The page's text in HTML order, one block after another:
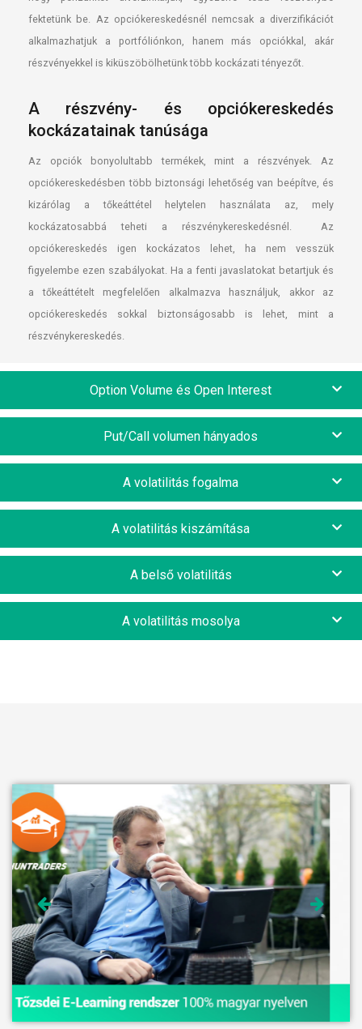
fektetünk be. Az opciókereskedésnél nemcsak a diverzifikációt
alkalmazhatjuk a portfóliónkon, hanem más opciókkal, akár
részvényekkel is kiküszöbölhetünk több kockázati tényezőt.
A részvény- és opciókereskedés
kockázatainak tanúsága
Az opciók bonyolultabb termékek, mint a részvények. Az
opciókereskedésben több biztonsági lehetőség van beépítve, és
kizárólag a tőkeáttétel helytelen használata az, mely
kockázatosabbá teheti a részvénykereskedésnél. Az
opciókereskedés igen kockázatos lehet, ha nem vesszük
figyelembe ezen szabályokat. Ha a fenti javaslatokat betartjuk és
a tőkeáttételt megfelelően alkalmazva használjuk, akkor az
opciókereskedés sokkal biztonságosabb is lehet, mint a
részvénykereskedés.
Option Volume és Open Interest
Put/Call volumen hányados
A volatilitás fogalma
A volatilitás kiszámítása
A belső volatilitás
A volatilitás mosolya